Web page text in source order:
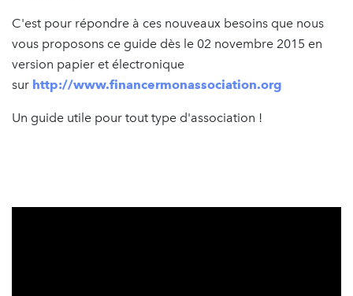
C'est pour répondre à ces nouveaux besoins que nous
vous proposons ce guide dès le 02 novembre 2015 en
version papier et électronique
sur http://www.financermonassociation.org
Un guide utile pour tout type d'association !